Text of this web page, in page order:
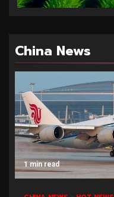
China News
1 min read